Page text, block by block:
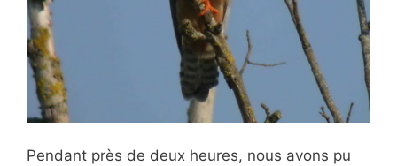
Pendant près de deux heures, nous avons pu